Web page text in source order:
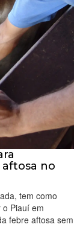
no
tem como
Piauí em
febre aftosa sem